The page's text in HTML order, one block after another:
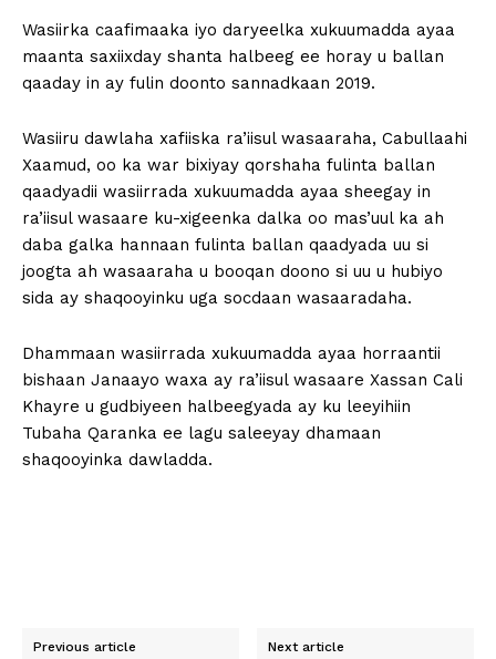
Wasiirka caafimaaka iyo daryeelka xukuumadda ayaa
maanta saxiixday shanta halbeeg ee horay u ballan
qaaday in ay fulin doonto sannadkaan 2019.
Wasiiru dawlaha xafiiska ra’iisul wasaaraha, Cabullaahi
Xaamud, oo ka war bixiyay qorshaha fulinta ballan
qaadyadii wasiirrada xukuumadda ayaa sheegay in
ra’iisul wasaare ku-xigeenka dalka oo mas’uul ka ah
daba galka hannaan fulinta ballan qaadyada uu si
joogta ah wasaaraha u booqan doono si uu u hubiyo
sida ay shaqooyinku uga socdaan wasaaradaha.
Dhammaan wasiirrada xukuumadda ayaa horraantii
bishaan Janaayo waxa ay ra’iisul wasaare Xassan Cali
Khayre u gudbiyeen halbeegyada ay ku leeyihiin
Tubaha Qaranka ee lagu saleeyay dhamaan
shaqooyinka dawladda.
Previous article Next article